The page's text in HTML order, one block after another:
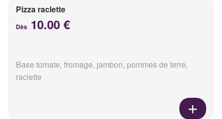
Pizza raclette
Dès 10.00 €
Base tomate, fromage, jambon, pommes de terre,
raclette